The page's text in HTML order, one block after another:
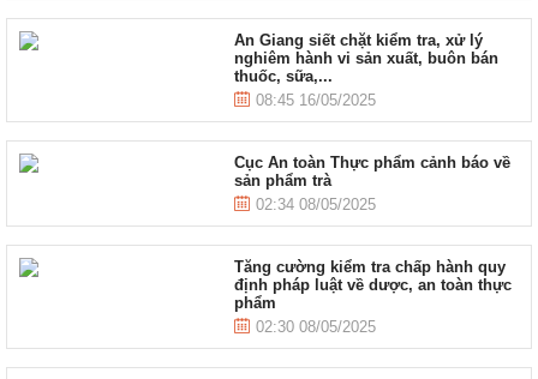
An Giang siết chặt kiểm tra, xử lý
nghiêm hành vi sản xuất, buôn bán
thuốc, sữa,...
08:45 16/05/2025
Cục An toàn Thực phẩm cảnh báo về
sản phẩm trà
02:34 08/05/2025
Tăng cường kiểm tra chấp hành quy
định pháp luật về dược, an toàn thực
phẩm
02:30 08/05/2025